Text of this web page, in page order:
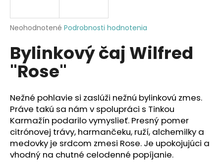
Priemerné
produktu
je
0,0
hviezdičiek.
Neohodnotené Podrobnosti hodnotenia
Bylinkový čaj Wilfred
"Rose"
Nežné pohlavie si zaslúži nežnú bylinkovú zmes.
Práve takú sa nám v spolupráci s Tinkou
Karmažín podarilo vymyslieť. Presný pomer
citrónovej trávy, harmančeku, ruží, alchemilky a
medovky je srdcom zmesi Rose. Je upokojujúci a
vhodný na chutné celodenné popíjanie.
j
ť
?
HĽADAŤ
O